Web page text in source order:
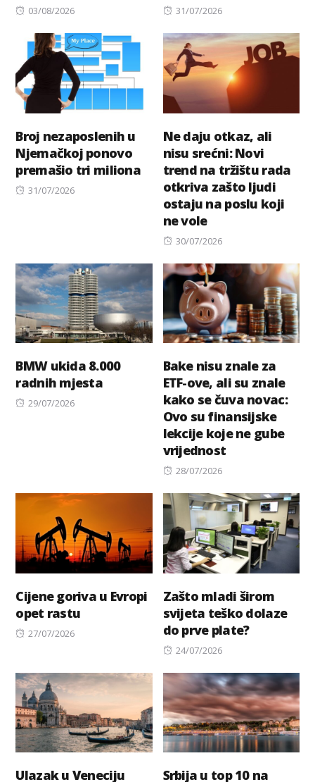
Posted
03/08/2026
Posted
31/07/2026
Broj nezaposlenih u
Njemačkoj ponovo
premašio tri miliona
Posted
31/07/2026
Ne daju otkaz, ali
nisu srećni: Novi
trend na tržištu rada
otkriva zašto ljudi
ostaju na poslu koji
ne vole
Posted
30/07/2026
BMW ukida 8.000
radnih mjesta
Posted
29/07/2026
Bake nisu znale za
ETF-ove, ali su znale
kako se čuva novac:
Ovo su finansijske
lekcije koje ne gube
vrijednost
Posted
28/07/2026
Cijene goriva u Evropi
opet rastu
Posted
27/07/2026
Zašto mladi širom
svijeta teško dolaze
do prve plate?
Posted
24/07/2026
Ulazak u Veneciju Srbija u top 10 na